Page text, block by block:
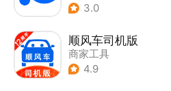
3.0
顺风车司机版
商家工具
4.9